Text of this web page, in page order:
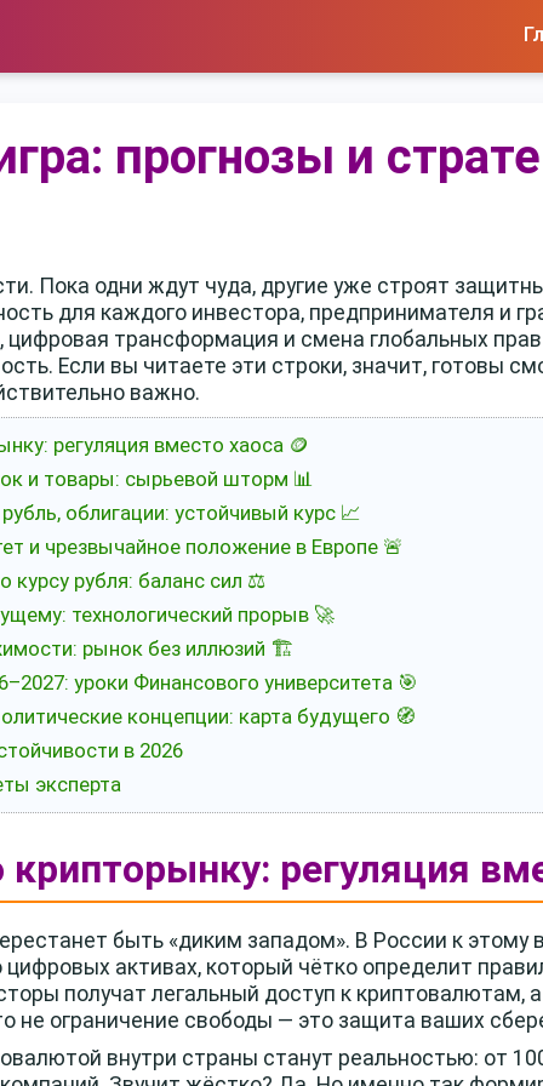
прогнозы и
Пока одни ждут чуда, другие уже строят
для каждого инвестора, предпринимателя и
цифровая трансформация и смена глобальных
Если вы читаете эти строки, значит, готовы
важно.
регуляция вместо хаоса 🪙
и товары: сырьевой шторм 📊
облигации: устойчивый курс 📈
и чрезвычайное положение в Европе 🚨
курсу рубля: баланс сил ⚖️
технологический прорыв 🚀
рынок без иллюзий 🏗️
уроки Финансового университета 🎯
концепции: карта будущего 🧭
в 2026
эксперта
регуляция
быть «диким западом». В России к
цифровых активах, который чётко определит
получат легальный доступ к криптовалютам,
не ограничение свободы — это защита ваших
внутри страны станут реальностью: от